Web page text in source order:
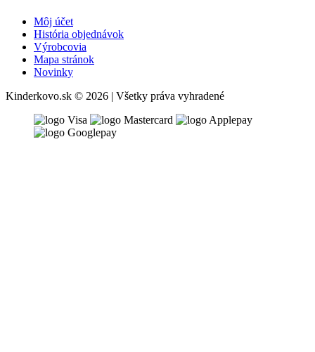
Môj účet
História objednávok
Výrobcovia
Mapa stránok
Novinky
Kinderkovo.sk © 2026 | Všetky práva vyhradené